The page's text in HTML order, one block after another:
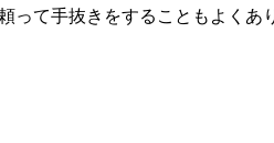
って手抜きをすることもよくあ